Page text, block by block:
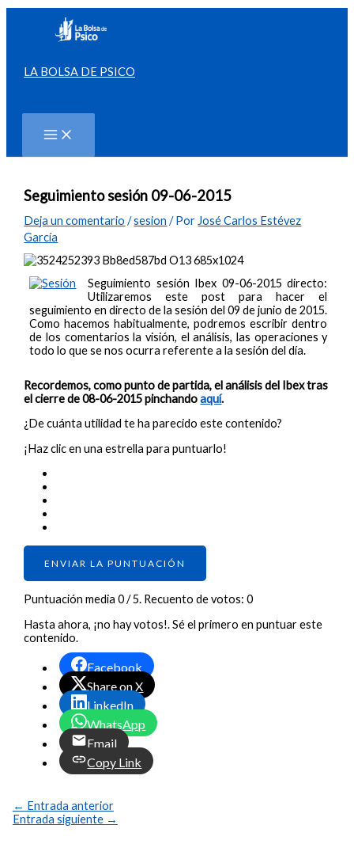
contenido
LA BOLSA DE PSICO
Seguimiento sesión 09-06-2015
Deja un comentario /sesion / Por José Carlos Estévez
García
Seguimiento sesión Ibex 09-06-2015 directo:
Utilizaremos este post para hacer el
seguimiento en directo de la sesión del 09 de junio de 2015.
Como hacemos habitualmente, podremos escribir dentro
de los comentarios la visión, el análisis, las operaciones y
todo lo que se nos ocurra referente a la sesión del día.
Recordemos, como punto de partida, el análisis del Ibex tras
el cierre de 08-06-2015 pinchandoaquí.
¿De cuánta utilidad te ha parecido este contenido?
¡Haz clic en una estrella para puntuarlo!
ENVIAR LA PUNTUACIÓN
Puntuación media0/ 5. Recuento de votos:0
Hasta ahora, ¡no hay votos!. Sé el primero en puntuar este
contenido.
Facebook
Share on X
LinkedIn
WhatsApp
Email
Copy Link
← Entrada anterior
Entrada siguiente →